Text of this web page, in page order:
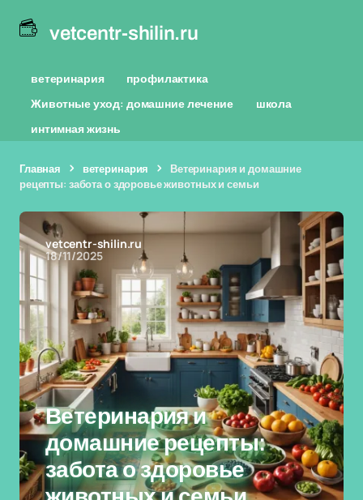
vetcentr-shilin.ru
ветеринария
профилактика
Животные уход: домашние лечение
школа
интимная жизнь
Главная ветеринария
Ветеринария и домашние
рецепты: забота о здоровье животных и семьи
vetcentr-shilin.ru
18/11/2025
Ветеринария и
домашние рецепты:
забота о здоровье